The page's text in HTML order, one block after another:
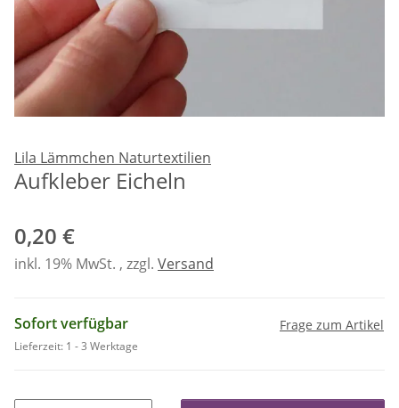
Lila Lämmchen Naturtextilien
Aufkleber Eicheln
0,20 €
inkl. 19% MwSt. , zzgl. Versand
Sofort verfügbar
Lieferzeit: 1 - 3 Werktage
Frage zum Artikel